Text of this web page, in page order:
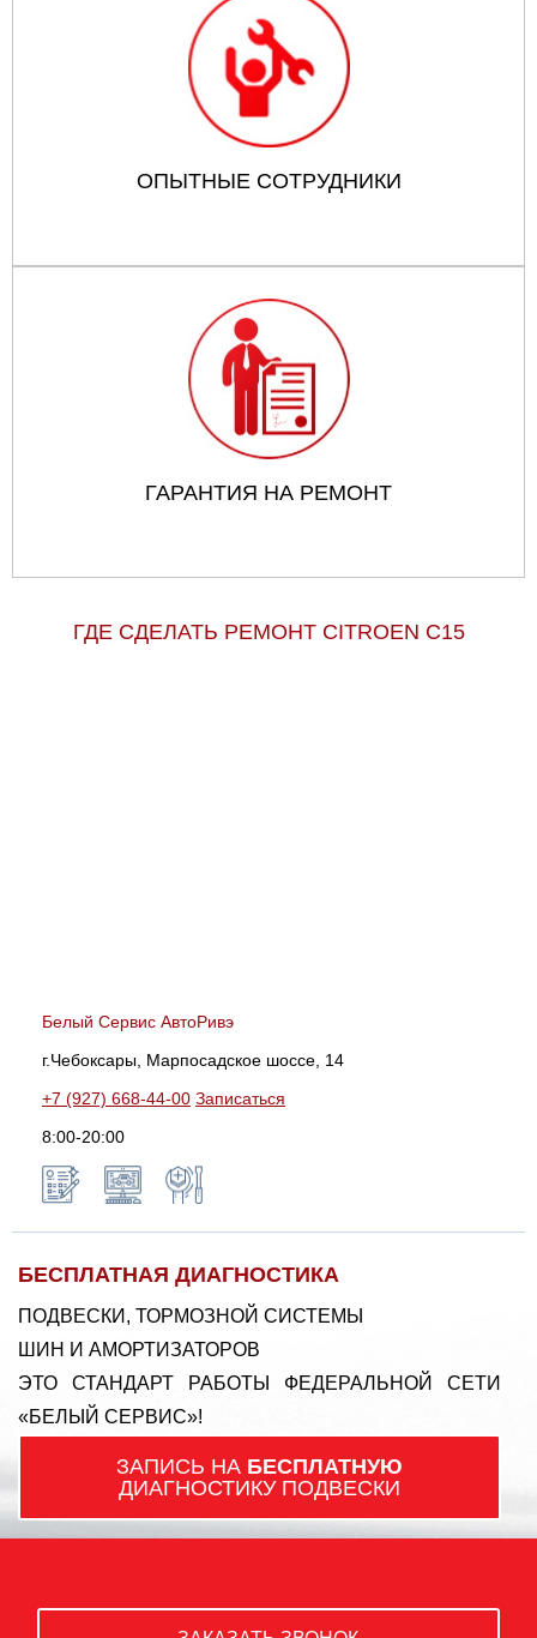
ОПЫТНЫЕ СОТРУДНИКИ
ГАРАНТИЯ НА РЕМОНТ
ГДЕ СДЕЛАТЬ РЕМОНТ CITROEN C15
Белый Сервис АвтоРивэ
г.Чебоксары, Марпосадское шоссе, 14
+7 (927) 668-44-00 Записаться
8:00-20:00
БЕСПЛАТНАЯ ДИАГНОСТИКА
ПОДВЕСКИ, ТОРМОЗНОЙ СИСТЕМЫ
ШИН И АМОРТИЗАТОРОВ
ЭТО СТАНДАРТ РАБОТЫ ФЕДЕРАЛЬНОЙ СЕТИ
«БЕЛЫЙ СЕРВИС»!
ЗАПИСЬ НА БЕСПЛАТНУЮ
ДИАГНОСТИКУ ПОДВЕСКИ